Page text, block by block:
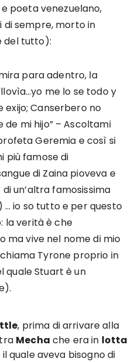
poeta venezuelano,
sempre, morto in
del tutto):
para adentro, la
me lo se todo y
exijo; Canserbero no
de mi hijo” – Ascoltami
Geremia e così si
più famose di
di Zaina pioveva e
un’altra famosissima
… io so tutto e per questo
la verità è che
ma vive nel nome di mio
Tyrone proprio in
quale Stuart è un
, prima di arrivare alla
Mecha che era in lotta
il quale aveva bisogno di